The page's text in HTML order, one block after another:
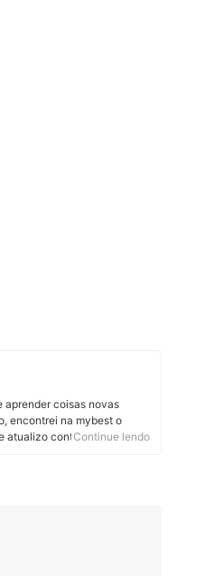
aprender coisas novas
encontrei na mybest o
atualizo conteúdos sobre os
Continue lendo